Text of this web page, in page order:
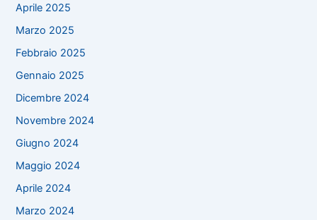
Aprile 2025
Marzo 2025
Febbraio 2025
Gennaio 2025
Dicembre 2024
Novembre 2024
Giugno 2024
Maggio 2024
Aprile 2024
Marzo 2024